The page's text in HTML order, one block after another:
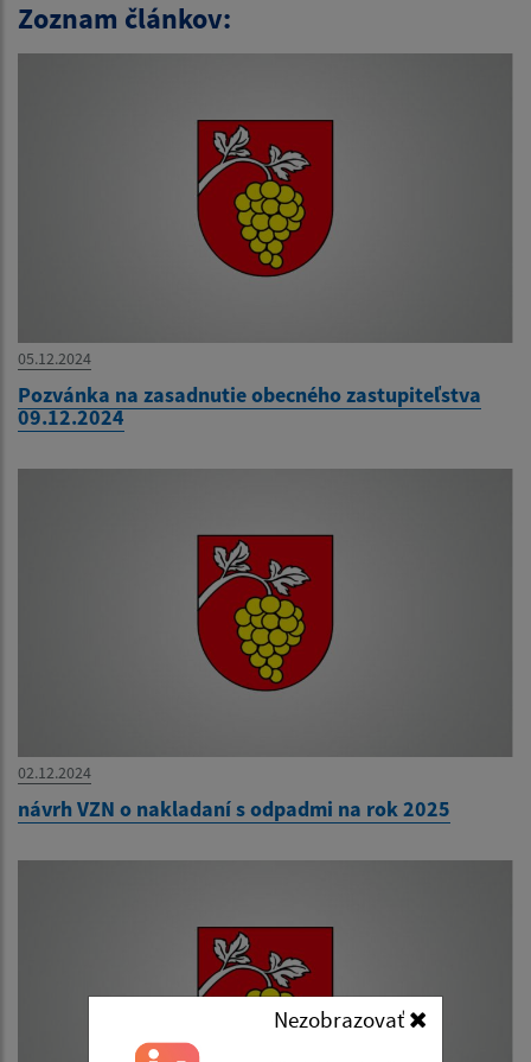
Nezobrazovať
Zoznam článkov:
05.12.2024
Pozvánka na zasadnutie obecného zastupiteľstva
09.12.2024
02.12.2024
návrh VZN o nakladaní s odpadmi na rok 2025